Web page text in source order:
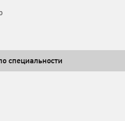
специальности